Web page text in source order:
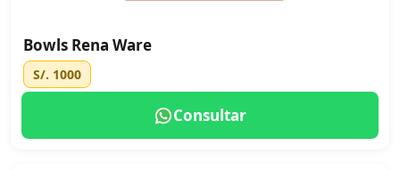
Bowls Rena Ware
S/. 1000
Consultar